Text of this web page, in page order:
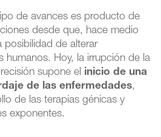
de avances es producto de
desde que, hace medio
posibilidad de alterar
humanos. Hoy, la irrupción de la
supone el inicio de una
de las enfermedades,
de las terapias génicas y
exponentes.